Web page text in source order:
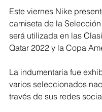
Este viernes Nike
camiseta de la
será utilizada en las
Qatar 2022 y la Copa
La indumentaria fue
varios seleccionados
través de sus redes